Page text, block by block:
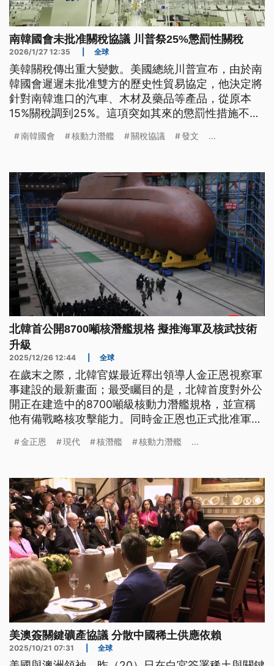
南韓國會未批准關稅協議 川普祭25%懲罰性關稅
2026/1/27 12:35 全球
美韓關稅傳出重大變數。美國總統川普宣布，由於南
韓國會遲遲未批准雙方的歷史性貿易協定，他決定將
針對南韓進口的汽車、木材及藥品等產品，從原本
15%關稅調到25%。這項突如其來的懲罰性措施不僅
識的美韓關係，蒙上一層陰影。
南韓國會 核動力潛艦 關稅協議 發文 ...
北韓首公開8700噸核潛艦規格 擬推海軍及核武技術
升級
2025/12/26 12:44 全球
在歲末之際，北韓官媒最近釋出領導人金正恩視察軍
事建設的最新畫面；最受矚目的是，北韓首度對外公
開正在建造中的8700噸級核動力潛艦規格，並宣稱
他有備戰略核攻擊能力。同時金正恩也正式批准軍工
野心。
金正恩 現代 核潛艦 核動力潛艦 ...
美澳簽關鍵礦產協議 分散中國稀土供應依賴
2025/10/21 07:31 全球